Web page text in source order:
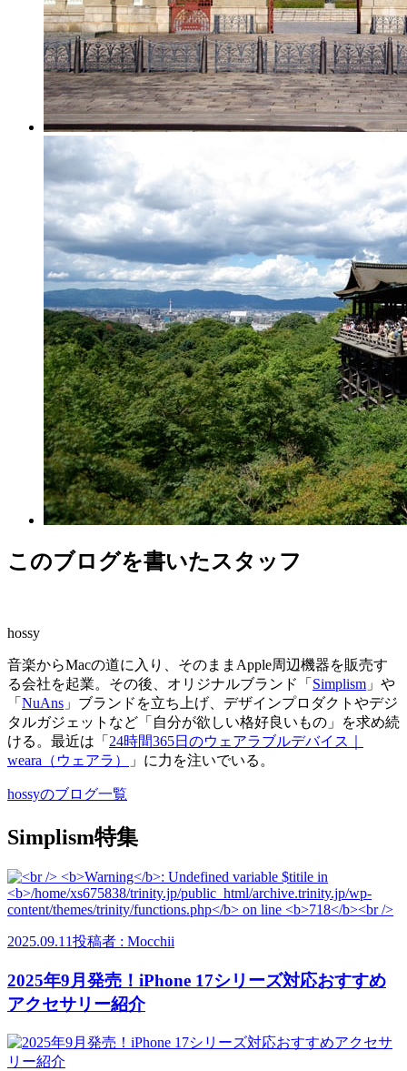
このブログを書いたスタッフ
hossy
音楽からMacの道に入り、そのままApple周辺機器を販売す
る会社を起業。その後、オリジナルブランド「 Simplism 」や
「 NuAns 」ブランドを立ち上げ、デザインプロダクトやデジ
タルガジェットなど「自分が欲しい格好良いもの」を求め続
ける。最近は「 24時間365日のウェアラブルデバイス｜
weara（ウェアラ）
」に力を注いでいる。
hossyのブログ一覧
Simplism特集
2025.09.11投稿者 : Mocchii
2025年9月発売！iPhone 17シリーズ対応おすすめ
アクセサリー紹介